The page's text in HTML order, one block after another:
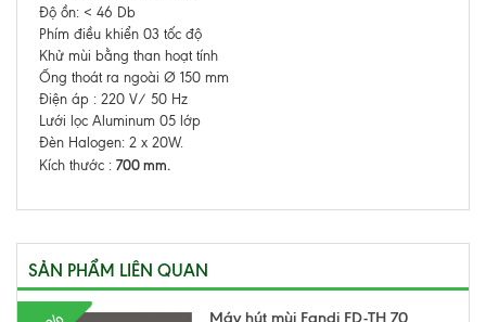
Độ ồn: < 46 Db
Phím điều khiển 03 tốc độ
Khử mùi bằng than hoạt tính
Ống thoát ra ngoài Ø 150 mm
Điện áp : 220 V/ 50 Hz
Lưới lọc Aluminum 05 lớp
Đèn Halogen: 2 x 20W.
Kích thước : 700 mm.
SẢN PHẨM LIÊN QUAN
Máy hút mùi Fandi FD-TH 70